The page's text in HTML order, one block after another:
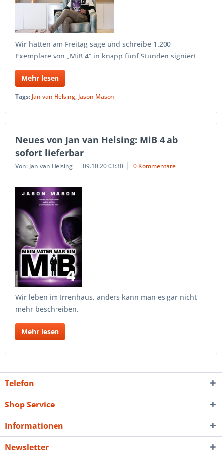
Wir hatten am Freitag sage und schreibe 1.200
Exemplare von „MiB 4“ in knapp fünf Stunden signiert.
Mehr lesen
Tags: Jan van Helsing, Jason Mason
Neues von Jan van Helsing: MiB 4 ab
sofort lieferbar
Von: Jan van Helsing 09.10.20 03:30 0 Kommentare
Wir leben im Irrenhaus, anders kann man es gar nicht
mehr beschreiben.
Mehr lesen
Telefon
Shop Service
Informationen
Newsletter